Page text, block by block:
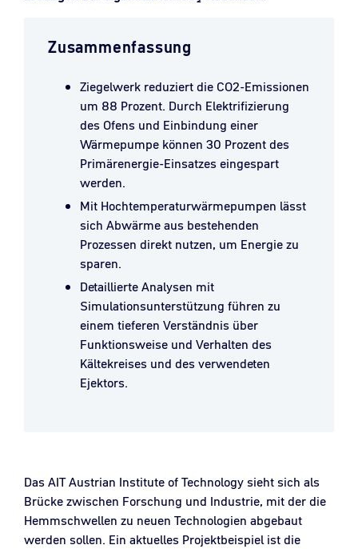
Zusammenfassung
Ziegelwerk reduziert die CO2-Emissionen
um 88 Prozent. Durch Elektrifizierung
des Ofens und Einbindung einer
Wärmepumpe können 30 Prozent des
Primärenergie-Einsatzes eingespart
werden.
Mit Hochtemperaturwärmepumpen lässt
sich Abwärme aus bestehenden
Prozessen direkt nutzen, um Energie zu
sparen.
Detaillierte Analysen mit
Simulationsunterstützung führen zu
einem tieferen Verständnis über
Funktionsweise und Verhalten des
Kältekreises und des verwendeten
Ejektors.
Das AIT Austrian Institute of Technology sieht sich als
Brücke zwischen Forschung und Industrie, mit der die
Hemmschwellen zu neuen Technologien abgebaut
werden sollen. Ein aktuelles Projektbeispiel ist die